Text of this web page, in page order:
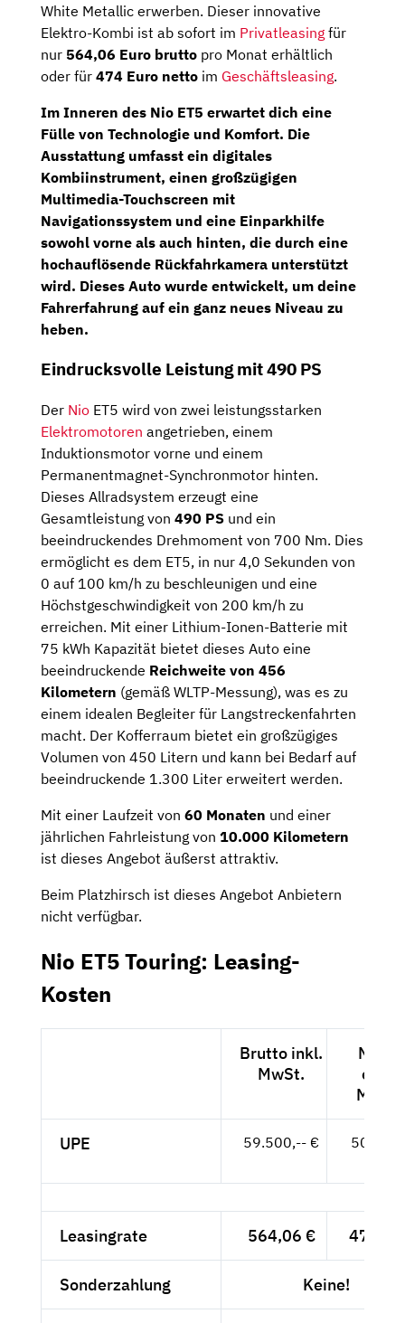
White Metallic erwerben. Dieser innovative
Elektro-Kombi ist ab sofort im Privatleasing für
nur 564,06 Euro brutto pro Monat erhältlich
oder für 474 Euro netto im Geschäftsleasing.
Im Inneren des Nio ET5 erwartet dich eine
Fülle von Technologie und Komfort. Die
Ausstattung umfasst ein digitales
Kombiinstrument, einen großzügigen
Multimedia-Touchscreen mit
Navigationssystem und eine Einparkhilfe
sowohl vorne als auch hinten, die durch eine
hochauflösende Rückfahrkamera unterstützt
wird. Dieses Auto wurde entwickelt, um deine
Fahrerfahrung auf ein ganz neues Niveau zu
heben.
Eindrucksvolle Leistung mit 490 PS
Der Nio ET5 wird von zwei leistungsstarken
Elektromotoren angetrieben, einem
Induktionsmotor vorne und einem
Permanentmagnet-Synchronmotor hinten.
Dieses Allradsystem erzeugt eine
Gesamtleistung von 490 PS und ein
beeindruckendes Drehmoment von 700 Nm. Dies
ermöglicht es dem ET5, in nur 4,0 Sekunden von
0 auf 100 km/h zu beschleunigen und eine
Höchstgeschwindigkeit von 200 km/h zu
erreichen. Mit einer Lithium-Ionen-Batterie mit
75 kWh Kapazität bietet dieses Auto eine
beeindruckende Reichweite von 456
Kilometern (gemäß WLTP-Messung), was es zu
einem idealen Begleiter für Langstreckenfahrten
macht. Der Kofferraum bietet ein großzügiges
Volumen von 450 Litern und kann bei Bedarf auf
beeindruckende 1.300 Liter erweitert werden.
Mit einer Laufzeit von 60 Monaten und einer
jährlichen Fahrleistung von 10.000 Kilometern
ist dieses Angebot äußerst attraktiv.
Beim Platzhirsch ist dieses Angebot Anbietern
nicht verfügbar.
Nio ET5 Touring: Leasing-
Kosten
Brutto inkl.
MwSt.
Netto
exkl.
MwSt.
UPE 59.500,-- €
Leasingrate 564,06 € 474,--
Sonderzahlung Keine!